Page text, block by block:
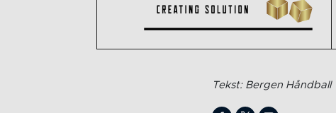
Tekst: Bergen Håndball